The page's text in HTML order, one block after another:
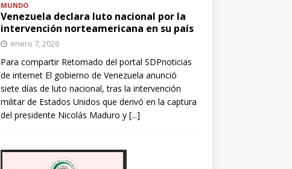
MUNDO
Venezuela declara luto nacional por la
intervención norteamericana en su país
enero 7, 2026
Para compartir Retomado del portal SDPnoticias
de internet El gobierno de Venezuela anunció
siete días de luto nacional, tras la intervención
militar de Estados Unidos que derivó en la captura
del presidente Nicolás Maduro y [...]